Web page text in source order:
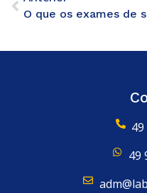
49